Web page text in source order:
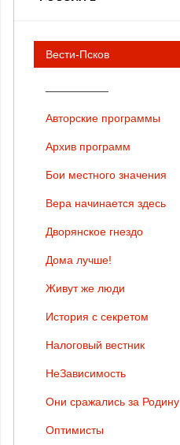
Вести-Псков
Авторские программы
Архив программ
Бои местного значения
Вера начинается здесь
Дворянское гнездо
Дома лучше!
Живут же люди
История с секретом
Налоговый вестник
НеЗависимость
Они сражались за Родину
Оптимисты